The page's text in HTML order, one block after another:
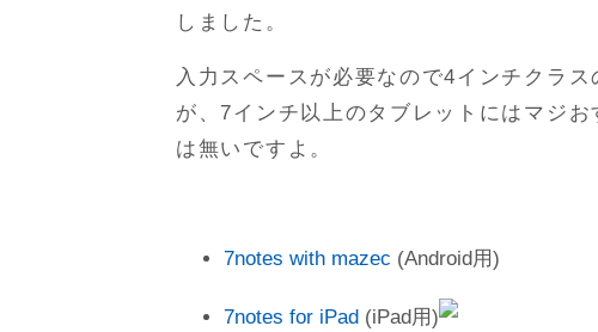
しました。
入力スペースが必要なので4インチクラ
が、7インチ以上のタブレットにはマジ
は無いですよ。
7notes with mazec (Android用)
7notes for iPad (iPad用)